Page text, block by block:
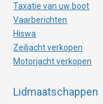
Taxatie van uw boot
Vaarberichten
Hiswa
Zeiljacht verkopen
Motorjacht verkopen
Lidmaatschappen